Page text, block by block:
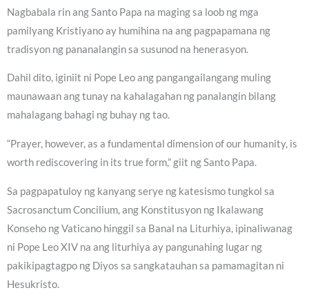
Nagbabala rin ang Santo Papa na maging sa loob ng mga
pamilyang Kristiyano ay humihina na ang pagpapamana ng
tradisyon ng pananalangin sa susunod na henerasyon.
Dahil dito, iginiit ni Pope Leo ang pangangailangang muling
maunawaan ang tunay na kahalagahan ng panalangin bilang
mahalagang bahagi ng buhay ng tao.
“Prayer, however, as a fundamental dimension of our humanity, is
worth rediscovering in its true form,” giit ng Santo Papa.
Sa pagpapatuloy ng kanyang serye ng katesismo tungkol sa
Sacrosanctum Concilium, ang Konstitusyon ng Ikalawang
Konseho ng Vaticano hinggil sa Banal na Liturhiya, ipinaliwanag
ni Pope Leo XIV na ang liturhiya ay pangunahing lugar ng
pakikipagtagpo ng Diyos sa sangkatauhan sa pamamagitan ni
Hesukristo.